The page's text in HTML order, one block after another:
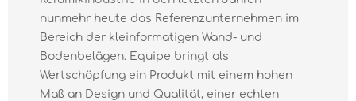
nunmehr heute das Referenzunternehmen im
Bereich der kleinformatigen Wand- und
Bodenbelägen. Equipe bringt als
Wertschöpfung ein Produkt mit einem hohen
Maß an Design und Qualität, einer echten